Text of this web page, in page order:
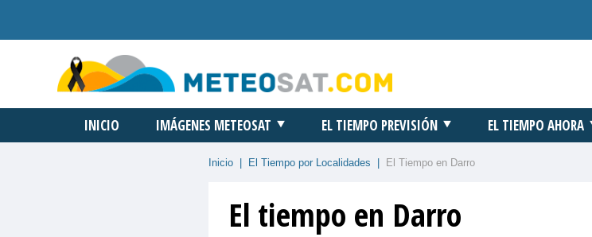
INICIO IMÁGENES METEOSAT EL TIEMPO PREVISIÓN EL TIEMPO AHORA
Inicio El Tiempo por Localidades El Tiempo en Darro
El tiempo en Darro